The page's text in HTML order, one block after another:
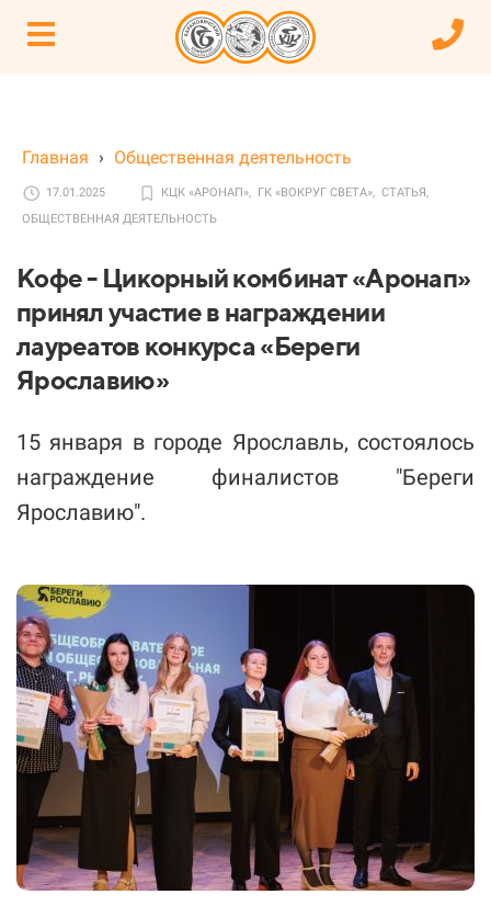
Главная › Общественная деятельность
17.01.2025 КЦК «АРОНАП», ГК «ВОКРУГ СВЕТА», СТАТЬЯ,
ОБЩЕСТВЕННАЯ ДЕЯТЕЛЬНОСТЬ
Кофе - Цикорный комбинат «Аронап»
принял участие в награждении
лауреатов конкурса «Береги
Ярославию»
15 января в городе Ярославль, состоялось
награждение финалистов "Береги
Ярославию".